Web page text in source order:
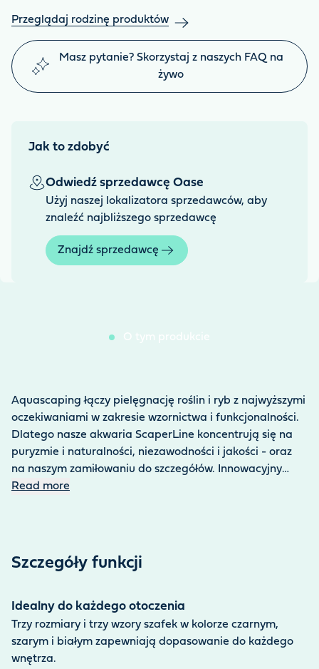
Przeglądaj rodzinę produktów
Masz pytanie? Skorzystaj z naszych FAQ na
żywo
Jak to zdobyć
Odwiedź sprzedawcę Oase
Użyj naszej lokalizatora sprzedawców, aby
znaleźć najbliższego sprzedawcę
Znajdź sprzedawcę
O tym produkcie
Aquascaping łączy pielęgnację roślin i ryb z najwyższymi
oczekiwaniami w zakresie wzornictwa i funkcjonalności.
Dlatego nasze akwaria ScaperLine koncentrują się na
puryzmie i naturalności, niezawodności i jakości - oraz
na naszym zamiłowaniu do szczegółów. Innowacyjny
model ScaperLine 60 to akwarium stworzone przez
powierzchnia podstawy zapewnia mnóstwo miejsca na
kreatywną aranżację. Zastosowane białe szkło o
optymalne odwzorowanie kolorów i idealne zdjęcie
gotowego akwarium. Akwarium zachwyca również
wieloma drobnymi detalami, takimi jak ścięte
krawędzie, które nadają dziełom sztuki w akwarium
Read more
Szczegóły funkcji
Idealny do każdego otoczenia
Trzy rozmiary i trzy wzory szafek w kolorze czarnym,
szarym i białym zapewniają dopasowanie do każdego
wnętrza.